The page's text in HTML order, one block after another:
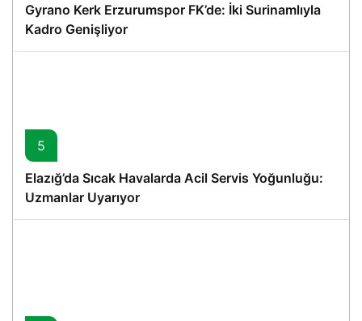
Gyrano Kerk Erzurumspor FK’de: İki Surinamlıyla
Kadro Genişliyor
5
Elazığ’da Sıcak Havalarda Acil Servis Yoğunluğu:
Uzmanlar Uyarıyor